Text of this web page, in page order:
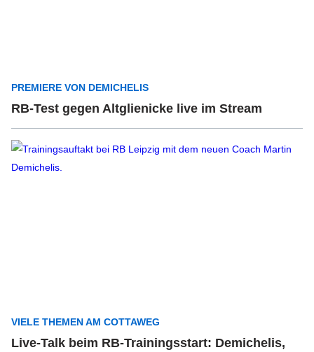
PREMIERE VON DEMICHELIS
RB-Test gegen Altglienicke live im Stream
VIELE THEMEN AM COTTAWEG
Live-Talk beim RB-Trainingsstart: Demichelis,